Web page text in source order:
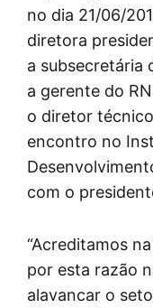
no dia 21/06/
diretora
a subsecretária
a gerente do
o diretor
encontro no
com o
“Acreditamos
por esta razão
alavancar o